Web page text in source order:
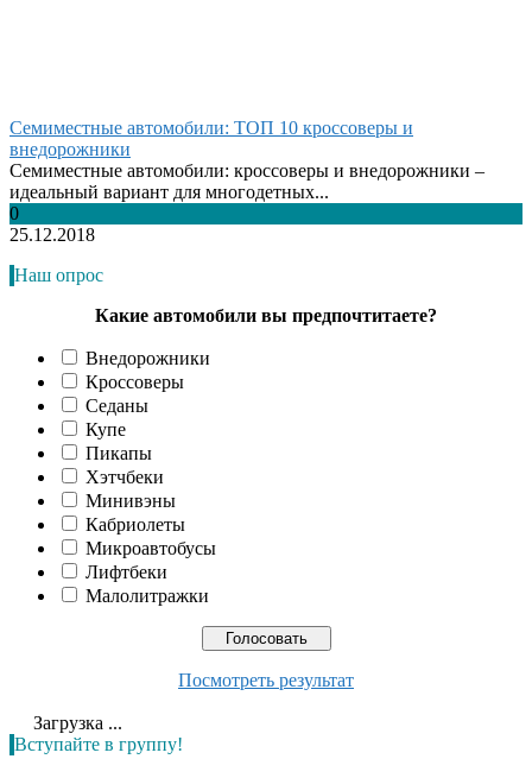
Семиместные автомобили: ТОП 10 кроссоверы и
внедорожники
Семиместные автомобили: кроссоверы и внедорожники –
идеальный вариант для многодетных...
0
25.12.2018
Наш опрос
Какие автомобили вы предпочтитаете?
Внедорожники
Кроссоверы
Седаны
Купе
Пикапы
Хэтчбеки
Минивэны
Кабриолеты
Микроавтобусы
Лифтбеки
Малолитражки
Посмотреть результат
Загрузка ...
Вступайте в группу!